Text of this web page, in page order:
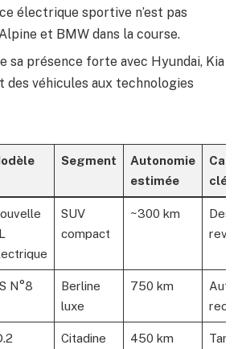
électrique sportive n’est pas
et BMW dans la course.
sa présence forte avec Hyundai, Kia
des véhicules aux technologies
Segment
Autonomie
estimée
clé
SUV
compact
~300 km
N°8
Berline
luxe
750 km
Citadine 450 km Tarif